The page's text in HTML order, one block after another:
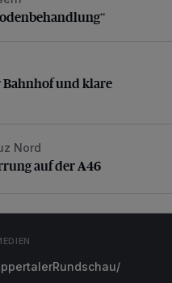
und klare Ansage
Bahnhof und klare
auf der A46
Nord
auf der A46